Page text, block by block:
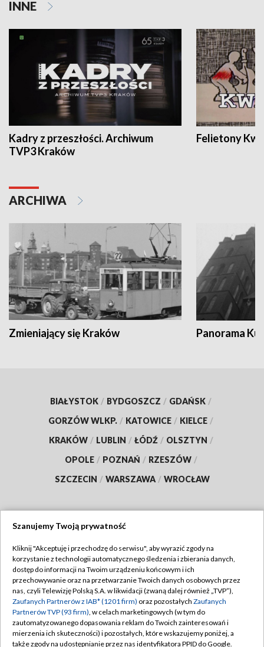
INNE
Kadry z przeszłości. Archiwum
TVP3 Kraków
Felietony
ARCHIWA
Zmieniający się Kraków Panorama
BIAŁYSTOK / BYDGOSZCZ / GDAŃSK /
GORZÓW WLKP. / KATOWICE / KIELCE /
KRAKÓW / LUBLIN / ŁÓDŹ / OLSZTYN /
OPOLE / POZNAŃ / RZESZÓW /
SZCZECIN / WARSZAWA / WROCŁAW
TVP
Abonament TVP
Emisja w TVP
Centrum informacji TVP
Naziemna Telewizja Cyfrowa
Regulamin TVP
Polityka prywatności
Moje zgody
Pomoc
Szanujemy Twoją prywatność
Kliknij "Akceptuję i przechodzę do serwisu", aby wyrazić zgody na
korzystanie z technologii automatycznego śledzenia i zbierania danych,
dostęp do informacji na Twoim urządzeniu końcowym i ich
przechowywanie oraz na przetwarzanie Twoich danych osobowych przez
nas, czyli Telewizję Polską S.A. w likwidacji (zwaną dalej również „TVP”),
Zaufanych Partnerów z IAB* (1201 firm) oraz pozostałych Zaufanych
Partnerów TVP (93 firm), w celach marketingowych (w tym do
zautomatyzowanego dopasowania reklam do Twoich zainteresowań i
mierzenia ich skuteczności) i pozostałych, które wskazujemy poniżej, a
także zgody na udostępnianie przez nas identyfikatora PPID do Google.